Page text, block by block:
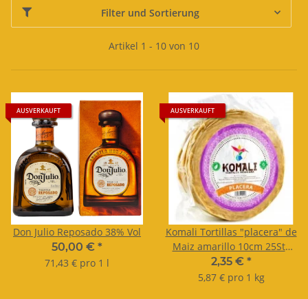
Filter und Sortierung
Artikel 1 - 10 von 10
AUSVERKAUFT
Don Julio Reposado 38% Vol
50,00 € *
71,43 € pro 1 l
AUSVERKAUFT
Komali Tortillas "placera" de
Maiz amarillo 10cm 25Stk
400g
2,35 € *
5,87 € pro 1 kg